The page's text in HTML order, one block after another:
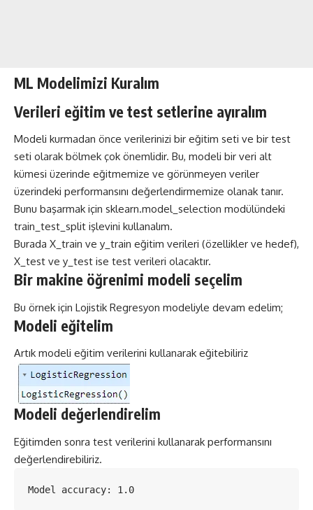
ML Modelimizi Kuralım
Verileri eğitim ve test setlerine ayıralım
Modeli kurmadan önce verilerinizi bir eğitim seti ve bir test
seti olarak bölmek çok önemlidir. Bu, modeli bir veri alt
kümesi üzerinde eğitmemize ve görünmeyen veriler
üzerindeki performansını değerlendirmemize olanak tanır.
Bunu başarmak için sklearn.model_selection modülündeki
train_test_split işlevini kullanalım.
Burada X_train ve y_train eğitim verileri (özellikler ve hedef),
X_test ve y_test ise test verileri olacaktır.
Bir makine öğrenimi modeli seçelim
Bu örnek için Lojistik Regresyon modeliyle devam edelim;
Modeli eğitelim
Artık modeli eğitim verilerini kullanarak eğitebiliriz
Modeli değerlendirelim
Eğitimden sonra test verilerini kullanarak performansını
değerlendirebiliriz.
Model accuracy: 1.0